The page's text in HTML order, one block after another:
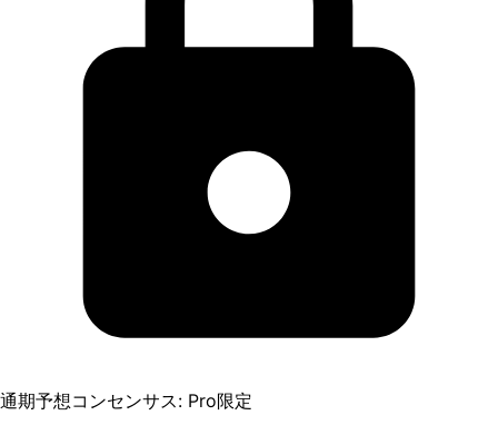
通期予想コンセンサス: Pro限定